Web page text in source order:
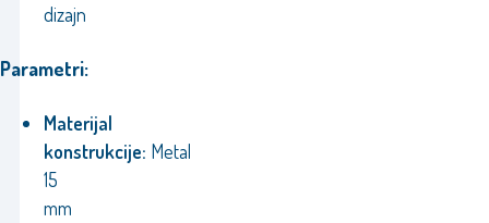
dizajn
Parametri:
Materijal
konstrukcije: Metal
15
mm